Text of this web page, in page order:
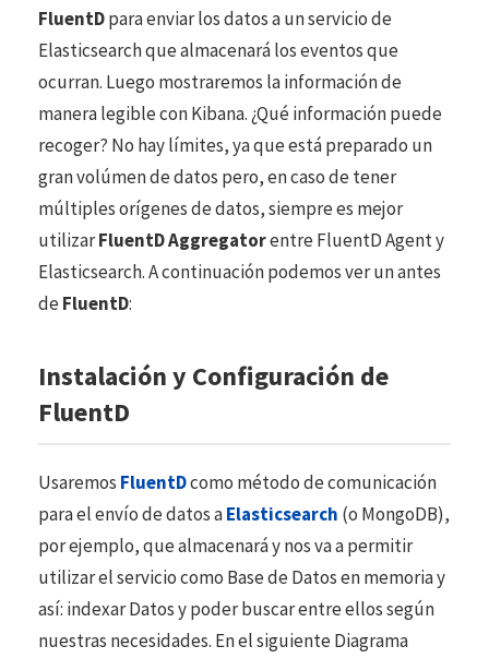
FluentDpara enviar los datos a un servicio de
Elasticsearch que almacenará los eventos que
ocurran. Luego mostraremos la información de
manera legible con Kibana. ¿Qué información puede
recoger? No hay límites, ya que está preparado un
gran volúmen de datos pero, en caso de tener
múltiples orígenes de datos, siempre es mejor
utilizarFluentD Aggregatorentre FluentD Agent y
Elasticsearch. A continuación podemos ver un antes
deFluentD:
Instalación y Configuración de
FluentD
Usaremos FluentDcomo método de comunicación
para el envío de datos aElasticsearch (o MongoDB),
por ejemplo, que almacenará y nos va a permitir
utilizar el servicio como Base de Datos en memoria y
así: indexar Datos y poder buscar entre ellos según
nuestras necesidades. En el siguiente Diagrama